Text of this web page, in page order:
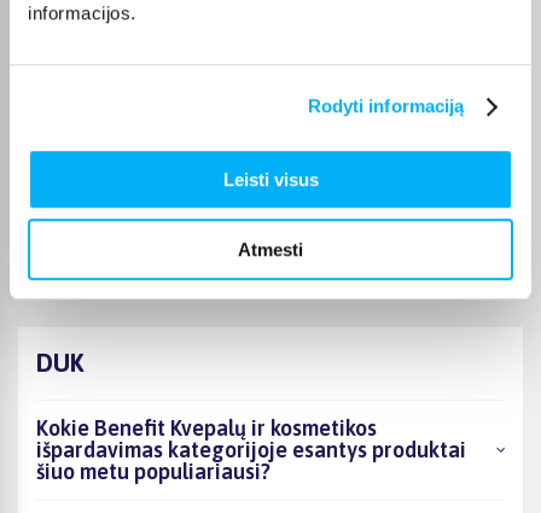
informacijos.
Rodyti informaciją
Leisti visus
Atmesti
DUK
Kokie Benefit Kvepalų ir kosmetikos
išpardavimas kategorijoje esantys produktai
šiuo metu populiariausi?